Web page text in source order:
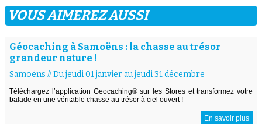
VOUS AIMEREZ AUSSI
Géocaching à Samoëns : la chasse au trésor
grandeur nature !
Samoëns //Du jeudi 01 janvier au jeudi 31 décembre
Téléchargez l’application Geocaching® sur les Stores et transformez votre
balade en une véritable chasse au trésor à ciel ouvert !
En savoir plus